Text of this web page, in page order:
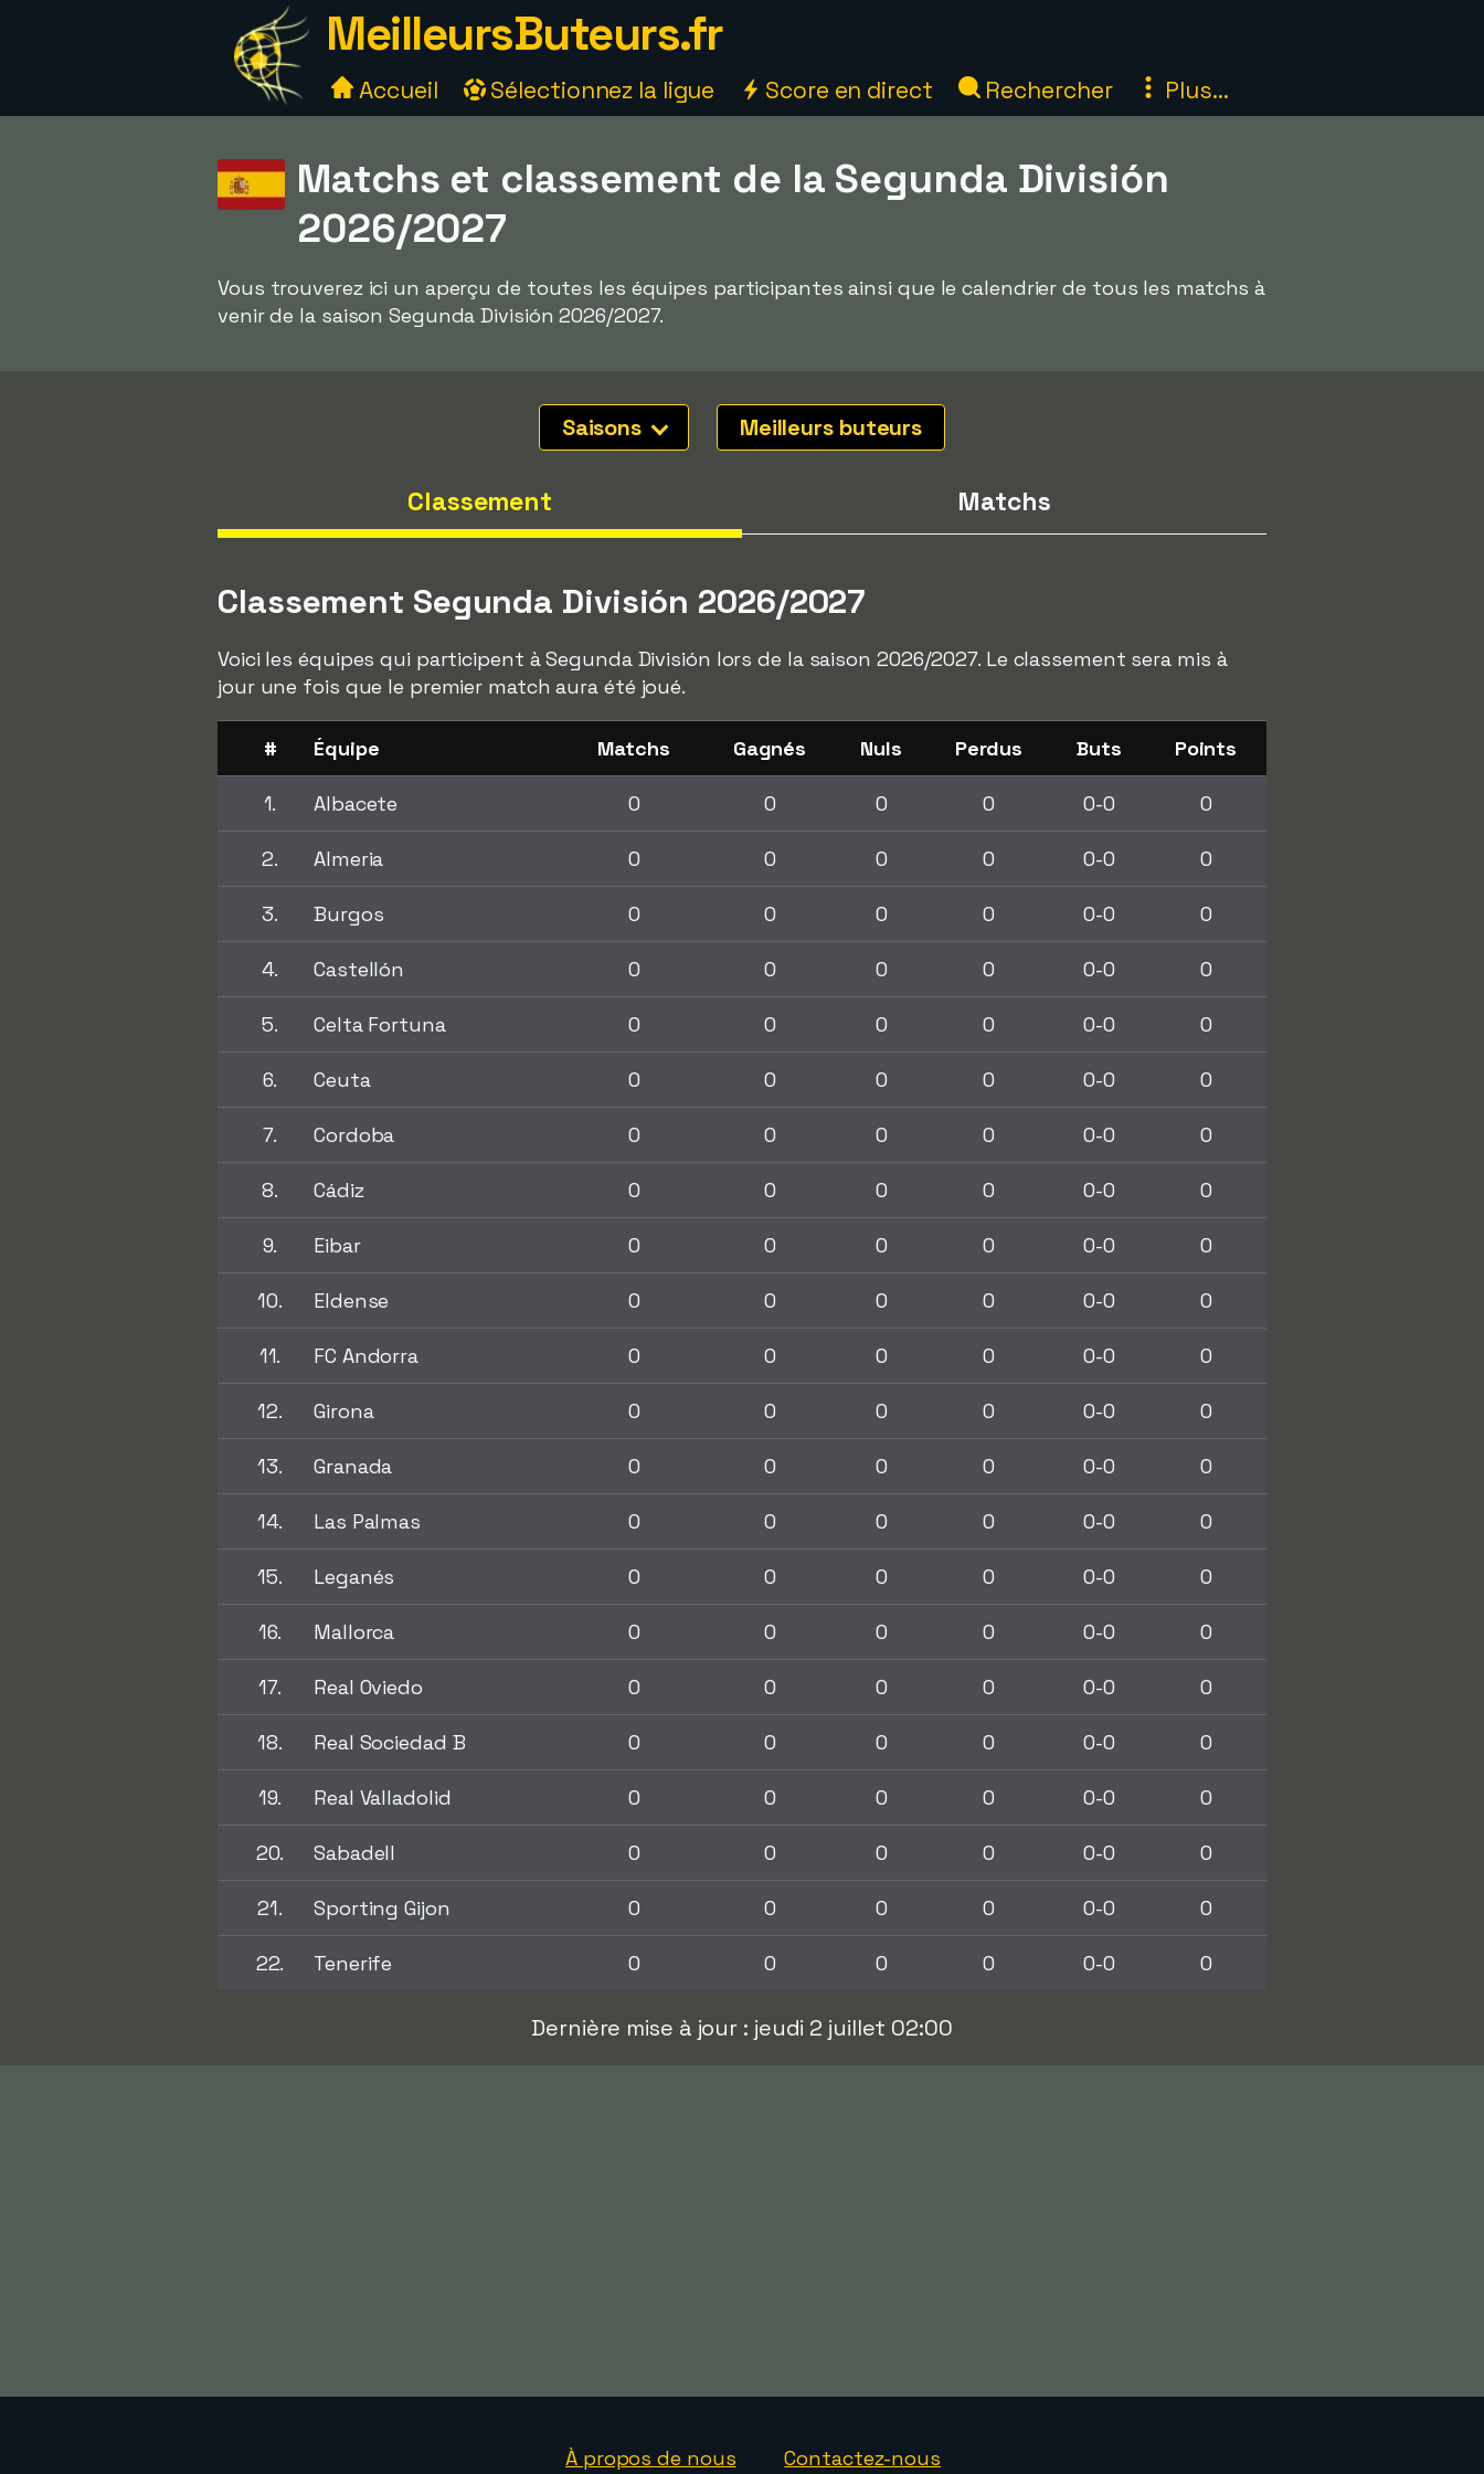
MeilleursButeurs.fr
Accueil Sélectionnez la ligue Score en direct Rechercher Plus...
Matchs et classement de la Segunda División
2026/2027
Vous trouverez ici un aperçu de toutes les équipes participantes ainsi que le calendrier de tous les matchs à
venir de la saison Segunda División 2026/2027.
Saisons Meilleurs buteurs
Classement Matchs
Classement Segunda División 2026/2027
Voici les équipes qui participent à Segunda División lors de la saison 2026/2027. Le classement sera mis à
jour une fois que le premier match aura été joué.
# Équipe Matchs Gagnés Nuls Perdus Buts Points
1. Albacete 0 0 0 0 0-0 0
2. Almeria 0 0 0 0 0-0 0
3. Burgos 0 0 0 0 0-0 0
4. Castellón 0 0 0 0 0-0 0
5. Celta Fortuna 0 0 0 0 0-0 0
6. Ceuta 0 0 0 0 0-0 0
7. Cordoba 0 0 0 0 0-0 0
8. Cádiz 0 0 0 0 0-0 0
9. Eibar 0 0 0 0 0-0 0
10. Eldense 0 0 0 0 0-0 0
11. FC Andorra 0 0 0 0 0-0 0
12. Girona 0 0 0 0 0-0 0
13. Granada 0 0 0 0 0-0 0
14. Las Palmas 0 0 0 0 0-0 0
15. Leganés 0 0 0 0 0-0 0
16. Mallorca 0 0 0 0 0-0 0
17. Real Oviedo 0 0 0 0 0-0 0
18. Real Sociedad B 0 0 0 0 0-0 0
19. Real Valladolid 0 0 0 0 0-0 0
20. Sabadell 0 0 0 0 0-0 0
21. Sporting Gijon 0 0 0 0 0-0 0
22. Tenerife 0 0 0 0 0-0 0
Dernière mise à jour : jeudi 2 juillet 02:00
À propos de nous Contactez-nous